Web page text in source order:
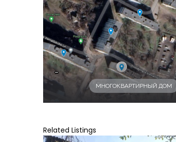
-
МНОГОКВАРТИРНЫЙ ДОМ
Related Listings